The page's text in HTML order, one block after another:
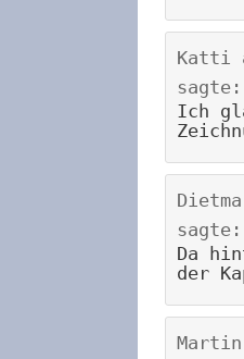
Katti
sagte:
Ich
sagte:
Da
der
Martin